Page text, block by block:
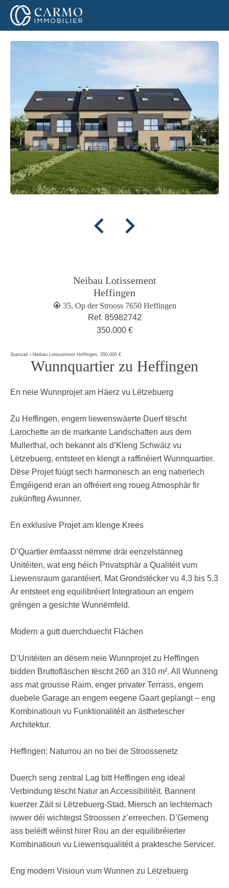
Neibau Lotissement
Heffingen
35, Op der Strooss 7650 Heffingen
Ref. 85982742
350.000 €
Startsäit Neibau Lotissement Heffingen, 350.000 €
Wunnquartier zu Heffingen
En neie Wunnprojet am Häerz vu Lëtzebuerg
Zu Heffingen, engem liewenswäerte Duerf tëscht
Larochette an de markante Landschaften aus dem
Mullerthal, och bekannt als d’Kleng Schwäiz vu
Lëtzebuerg, entsteet en klengt a raffinéiert Wunnquartier.
Dëse Projet füügt sech harmonesch an eng natierlech
Ëmgéigend eran an offréiert eng roueg Atmosphär fir
zukünfteg Awunner.
En exklusive Projet am klenge Krees
D’Quartier ëmfaasst nëmme dräi eenzelstänneg
Unitéiten, wat eng héich Privatsphär a Qualitéit vum
Liewensraum garantéiert. Mat Grondstécker vu 4,3 bis 5,3
Ar entsteet eng equilibréiert Integratioun an engem
gréngen a gesichte Wunnëmfeld.
Modern a gutt duerchduecht Flächen
D’Unitéiten an dësem neie Wunnprojet zu Heffingen
bidden Bruttofläschen tëscht 260 an 310 m². All Wunneng
ass mat grousse Raim, enger privater Terrass, engem
duebele Garage an engem eegene Gaart geplangt – eng
Kombinatioun vu Funktionalitéit an ästhetescher
Architektur.
Heffingen: Naturrou an no bei de Stroossenetz
Duerch seng zentral Lag bitt Heffingen eng ideal
Verbindung tëscht Natur an Accessibilitéit. Bannent
kuerzer Zäit si Lëtzebuerg-Stad, Miersch an Iechternach
iwwer déi wichtegst Stroossen z’erreechen. D’Gemeng
ass beléift wéinst hirer Rou an der equilibréierter
Kombinatioun vu Liewensqualitéit a praktesche Servicer.
Eng modern Visioun vum Wunnen zu Lëtzebuerg